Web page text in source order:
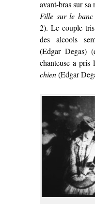
avant-bras sur sa
Fille sur le banc
2). Le couple
des alcools
(Edgar Degas)
chanteuse a pris
chien(Edgar